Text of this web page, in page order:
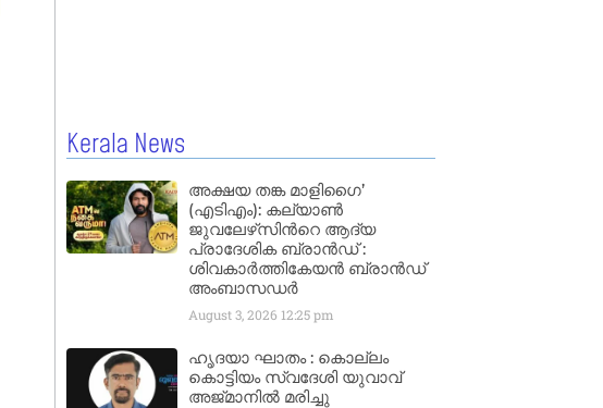
Kerala News
അക്ഷയ തങ്ക മാളിഗൈ’
(എടിഎം): കല്യാണ്‍
ജുവലേഴ്‌സിന്‍റെ ആദ്യ
പ്രാദേശിക ബ്രാന്‍ഡ് :
ശിവകാര്‍ത്തികേയന്‍ ബ്രാന്‍ഡ്
അംബാസഡര്‍
August 3, 2026 12:25 pm
ഹൃദയാ ഘാതം : കൊല്ലം
കൊട്ടിയം സ്വദേശി യുവാവ്
അജ്മാനിൽ മരിച്ചു